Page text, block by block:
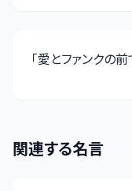
「愛とファンクの
関連する名言